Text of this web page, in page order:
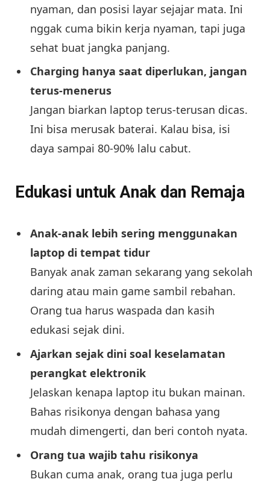
nyaman, dan posisi layar sejajar mata. Ini
nggak cuma bikin kerja nyaman, tapi juga
sehat buat jangka panjang.
Charging hanya saat diperlukan, jangan
terus-menerus
Jangan biarkan laptop terus-terusan dicas.
Ini bisa merusak baterai. Kalau bisa, isi
daya sampai 80-90% lalu cabut.
Edukasi untuk Anak dan Remaja
Anak-anak lebih sering menggunakan
laptop di tempat tidur
Banyak anak zaman sekarang yang sekolah
daring atau main game sambil rebahan.
Orang tua harus waspada dan kasih
edukasi sejak dini.
Ajarkan sejak dini soal keselamatan
perangkat elektronik
Jelaskan kenapa laptop itu bukan mainan.
Bahas risikonya dengan bahasa yang
mudah dimengerti, dan beri contoh nyata.
Orang tua wajib tahu risikonya
Bukan cuma anak, orang tua juga perlu